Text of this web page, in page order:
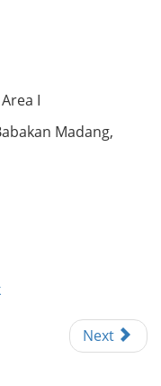
I
Madang,
Next